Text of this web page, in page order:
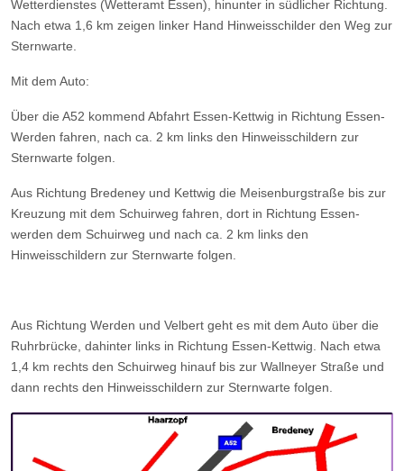
Wetterdienstes (Wetteramt Essen), hinunter in südlicher Richtung.
Nach etwa 1,6 km zeigen linker Hand Hinweisschilder den Weg zur
Sternwarte.
Mit dem Auto:
Über die A52 kommend Abfahrt Essen-Kettwig in Richtung Essen-
Werden fahren, nach ca. 2 km links den Hinweisschildern zur
Sternwarte folgen.
Aus Richtung Bredeney und Kettwig die Meisenburgstraße bis zur
Kreuzung mit dem Schuirweg fahren, dort in Richtung Essen-
werden dem Schuirweg und nach ca. 2 km links den
Hinweisschildern zur Sternwarte folgen.
Aus Richtung Werden und Velbert geht es mit dem Auto über die
Ruhrbrücke, dahinter links in Richtung Essen-Kettwig. Nach etwa
1,4 km rechts den Schuirweg hinauf bis zur Wallneyer Straße und
dann rechts den Hinweisschildern zur Sternwarte folgen.